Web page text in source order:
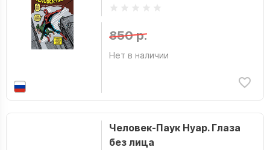
850 р.
Нет в наличии
Человек-Паук Нуар. Глаза
без лица